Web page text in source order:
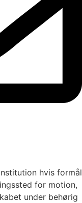
hvis formål
for motion,
under behørig